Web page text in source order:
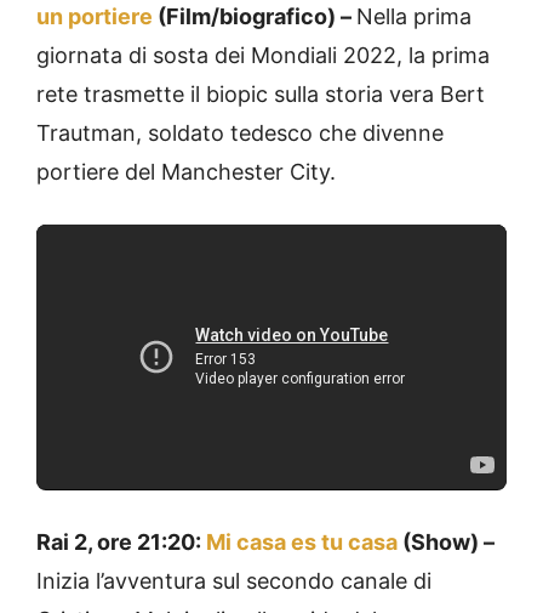
un portiere (Film/biografico) – Nella prima
giornata di sosta dei Mondiali 2022, la prima
rete trasmette il biopic sulla storia vera Bert
Trautman, soldato tedesco che divenne
portiere del Manchester City.
Rai 2, ore 21:20: Mi casa es tu casa (Show) –
Inizia l’avventura sul secondo canale di